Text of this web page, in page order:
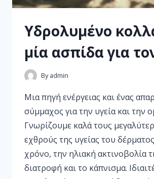
Υδρολυμένο
μία ασπίδα για
By admin
Μια πηγή ενέργειας και ένας
σύμμαχος για την υγεία και την
Γνωρίζουμε καλά τους
εχθρούς της υγείας του
χρόνο, την ηλιακή ακτινοβολία
διατροφή και το κάπνισμα.